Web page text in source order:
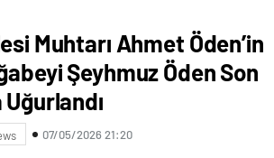
Muhtarı Ahmet Öden’in
Şeyhmuz Öden Son
07/05/2026 21:20